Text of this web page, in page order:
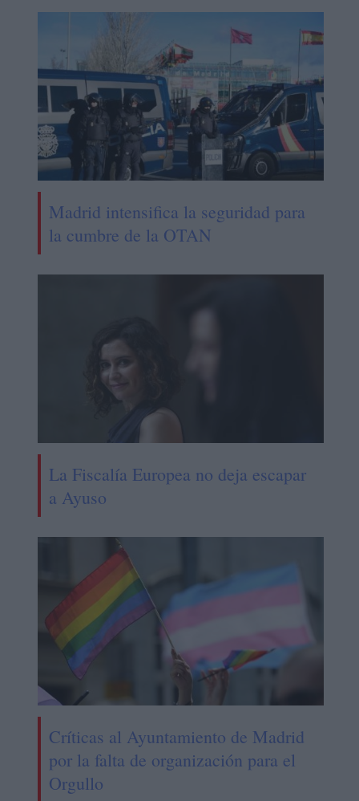
Madrid intensifica la seguridad para
la cumbre de la OTAN
La Fiscalía Europea no deja escapar
a Ayuso
Críticas al Ayuntamiento de Madrid
por la falta de organización para el
Orgullo